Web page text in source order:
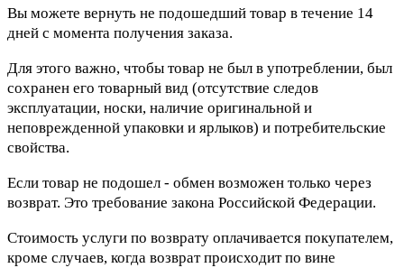
Вы можете вернуть не подошедший товар в течение 14
дней с момента получения заказа.
Для этого важно, чтобы товар не был в употреблении, был
сохранен его товарный вид (отсутствие следов
эксплуатации, носки, наличие оригинальной и
неповрежденной упаковки и ярлыков) и потребительские
свойства.
Если товар не подошел - обмен возможен только через
возврат. Это требование закона Российской Федерации.
Стоимость услуги по возврату оплачивается покупателем,
кроме случаев, когда возврат происходит по вине